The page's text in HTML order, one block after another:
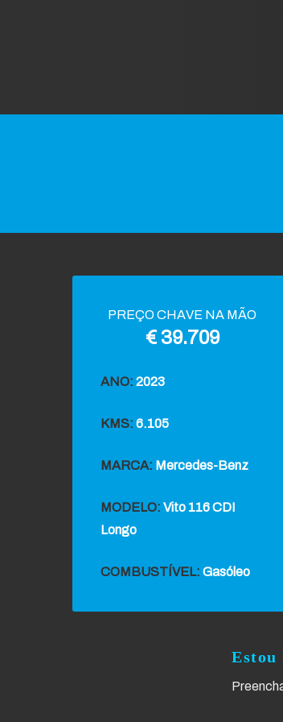
PREÇO CHAVE NA MÃO
€ 39.709
ANO: 2023
KMS: 6.105
MARCA: Mercedes-Benz
MODELO: Vito 116 CDI
Longo
COMBUSTÍVEL: Gasóleo
Estou